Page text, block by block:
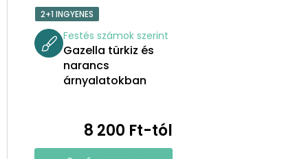
E
N
D
E
Z
2+1 INGYENES
Festés számok szerint
Gazella türkiz és
narancs
árnyalatokban
8 200 Ft-tól